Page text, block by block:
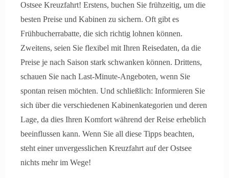
Ostsee Kreuzfahrt! Erstens, buchen Sie frühzeitig, um die
besten Preise und Kabinen zu sichern. Oft gibt es
Frühbucherrabatte, die sich richtig lohnen können.
Zweitens, seien Sie flexibel mit Ihren Reisedaten, da die
Preise je nach Saison stark schwanken können. Drittens,
schauen Sie nach Last-Minute-Angeboten, wenn Sie
spontan reisen möchten. Und schließlich: Informieren Sie
sich über die verschiedenen Kabinenkategorien und deren
Lage, da dies Ihren Komfort während der Reise erheblich
beeinflussen kann. Wenn Sie all diese Tipps beachten,
steht einer unvergesslichen Kreuzfahrt auf der Ostsee
nichts mehr im Wege!